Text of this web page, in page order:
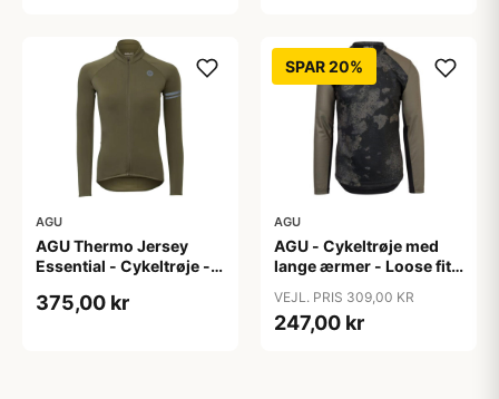
AGU
AGU Thermo Jersey
Essential - Cykeltrøje -
XXL
375,00 kr
SPAR 20%
AGU
AGU - Cykeltrøje med
lange ærmer - Loose fit -
VEJL. PRIS 309,00 KR
247,00 kr